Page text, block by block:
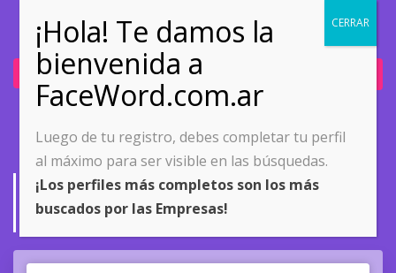
Ingresar
Buscar Proyectos
Buscar Proyectos
Luego de tu registro, debes completar tu perfil
al máximo para ser visible en las búsquedas.
¡Los perfiles más completos son los más
buscados por las Empresas!